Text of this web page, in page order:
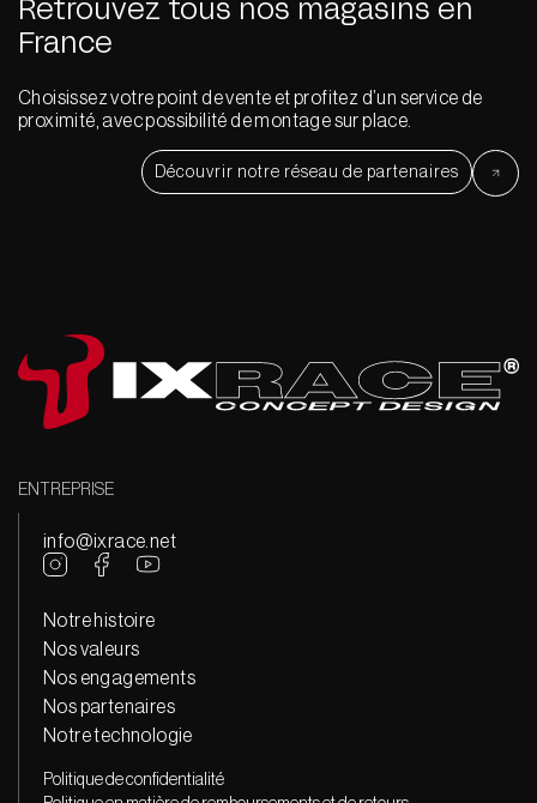
Retrouvez tous nos magasins en
France
Choisissez votre point de vente et profitez d’un service de
proximité, avec possibilité de montage sur place.
Découvrir notre réseau de partenaires
ENTREPRISE
info@ixrace.net
Notre histoire
Nos valeurs
Nos engagements
Nos partenaires
Notre technologie
Politique de confidentialité